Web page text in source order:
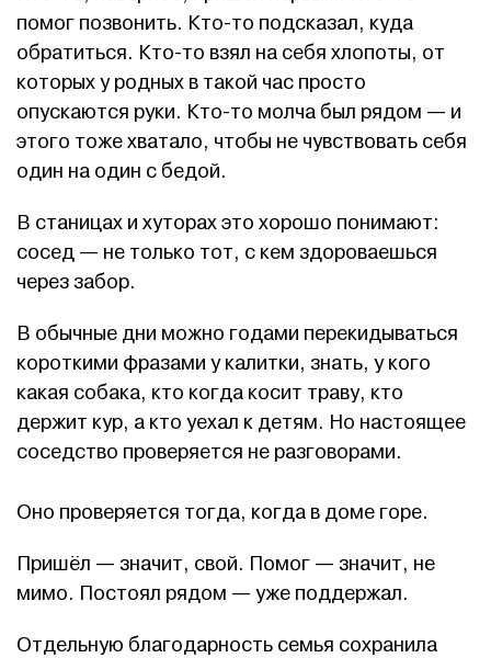
помог позвонить. Кто-то подсказал, куда
обратиться. Кто-то взял на себя хлопоты, от
которых у родных в такой час просто
опускаются руки. Кто-то молча был рядом — и
этого тоже хватало, чтобы не чувствовать себя
один на один с бедой.
В станицах и хуторах это хорошо понимают:
сосед — не только тот, с кем здороваешься
через забор.
В обычные дни можно годами перекидываться
короткими фразами у калитки, знать, у кого
какая собака, кто когда косит траву, кто
держит кур, а кто уехал к детям. Но настоящее
соседство проверяется не разговорами.
Оно проверяется тогда, когда в доме горе.
Пришёл — значит, свой. Помог — значит, не
мимо. Постоял рядом — уже поддержал.
Отдельную благодарность семья сохранила